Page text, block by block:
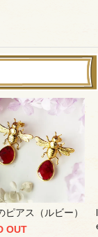
ピアス（ルビー）
OUT